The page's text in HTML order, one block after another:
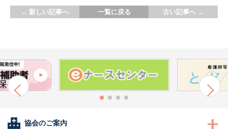
← 新しい記事へ 一覧に戻る 古い記事へ →
協会のご案内